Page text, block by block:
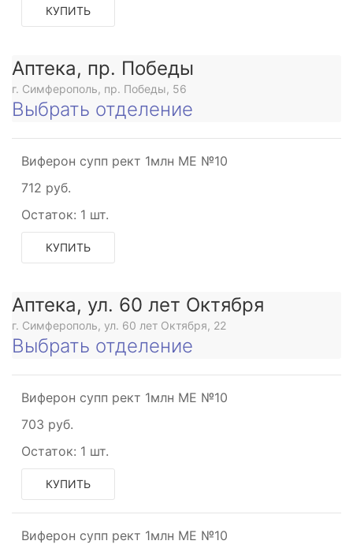
КУПИТЬ
Аптека, пр. Победы
г. Симферополь, пр. Победы, 56
Выбрать отделение
Виферон супп рект 1млн МЕ №10
712 руб.
Остаток: 1 шт.
КУПИТЬ
Аптека, ул. 60 лет Октября
г. Симферополь, ул. 60 лет Октября, 22
Выбрать отделение
Виферон супп рект 1млн МЕ №10
703 руб.
Остаток: 1 шт.
КУПИТЬ
Виферон супп рект 1млн МЕ №10